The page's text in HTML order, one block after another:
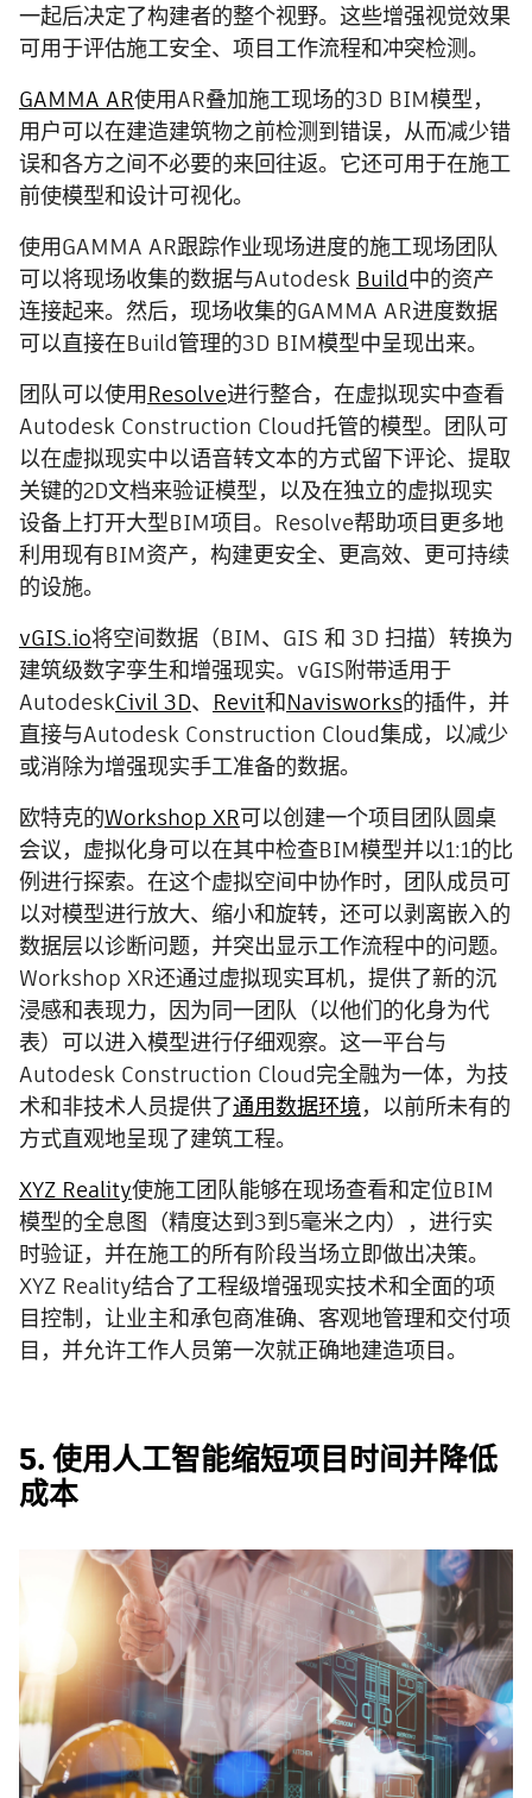
一起后决定了构建者的整个视野​​。这些增强视觉效果
可用于评估施工安全、项目工作流程和冲突检测。
GAMMA AR使用AR叠加施工现场的3D BIM模型，
用户可以在建造建筑物之前检测到错误，从而减少错
误和各方之间不必要的来回往返。它还可用于在施工
前使模型和设计可视化。
使用GAMMA AR跟踪作业现场进度的施工现场团队
可以将现场收集的数据与Autodesk Build中的资产
连接起来。然后，现场收集的GAMMA AR进度数据
可以直接在Build管理的3D BIM模型中呈现出来。
团队可以使用Resolve进行整合，在虚拟现实中查看
Autodesk Construction Cloud托管的模型。团队可
以在虚拟现实中以语音转文本的方式留下评论、提取​​
关键的2D文档来验证模型，以及在独立的虚拟现实
设备上打开大型BIM项目。Resolve帮助项目更多地
利用现有BIM资产，构建更安全、更高效、更可持续
的设施。
vGIS.io将空间数据（BIM、GIS 和 3D 扫描）转换为
建筑级数字孪生和增强现实。vGIS附带适用于
AutodeskCivil 3D、 Revit和Navisworks的插件，并
直接与Autodesk Construction Cloud集成，以减少
或消除为增强现实手工准备的数据。
欧特克的Workshop XR可以创建一个项目团队圆桌
会议，虚拟化身可以在其中检查BIM模型并以1:1的比
例进行探索。在这个虚拟空间中协作时，团队成员可
以对模型进行放大、缩小和旋转，还可以剥离嵌入的
数据层以诊断问题，并突出显示工作流程中的问题。
Workshop XR还通过虚拟现实耳机，提供了新的沉
浸感和表现力，因为同一团队（以他们的化身为代
表）可以进入模型进行仔细观察。这一平台与
Autodesk Construction Cloud完全融为一体，为技
术和非技术人员提供了通用数据环境，以前所未有的
方式直观地呈现了建筑工程。
XYZ Reality使施工团队能够在现场查看和定位BIM
模型的全息图（精度达到3到5毫米之内），进行实
时验证，并在施工的所有阶段当场立即做出决策。
XYZ Reality结合了工程级增强现实技术和全面的项
目控制，让业主和承包商准确、客观地管理和交付项
目，并允许工作人员第一次就正确地建造项目。
5. 使用人工智能缩短项目时间并降低
成本